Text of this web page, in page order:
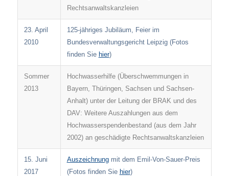
Rechtsanwaltskanzleien
23. April
2010
125-jähriges Jubiläum, Feier im
Bundesverwaltungsgericht Leipzig (Fotos
finden Sie hier)
Sommer
2013
Hochwasserhilfe (Überschwemmungen in
Bayern, Thüringen, Sachsen und Sachsen-
Anhalt) unter der Leitung der BRAK und des
DAV: Weitere Auszahlungen aus dem
Hochwasserspendenbestand (aus dem Jahr
2002) an geschädigte Rechtsanwaltskanzleien
15. Juni
2017
Auszeichnungmit dem Emil-Von-Sauer-Preis
(Fotos finden Sie hier)